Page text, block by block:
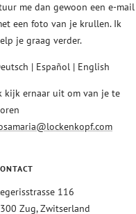
me dan gewoon een e-mail
een foto van je krullen. Ik
je graag verder.
| Español | English
kijk ernaar uit om van je te
116
Zug, Zwitserland